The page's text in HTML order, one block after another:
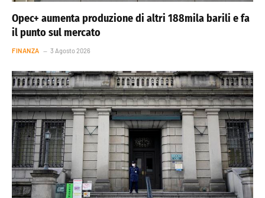
Opec+ aumenta produzione di altri 188mila barili e fa
il punto sul mercato
FINANZA 3 Agosto 2026